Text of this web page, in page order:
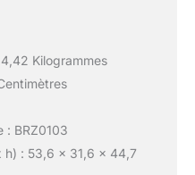
Kilogrammes
: BRZ0103
h) : 53,6 x 31,6 x 44,7